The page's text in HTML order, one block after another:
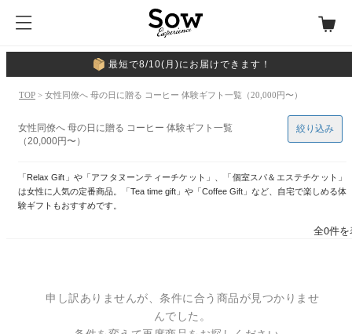
最短で8/10(月)にお届けできます！
TOP > 女性同僚へ 母の日に贈る コーヒー 体験ギフト一覧（20,000円〜）
女性同僚へ 母の日に贈る コーヒー 体験ギフト一覧
（20,000円〜）
「Relax Gift」や「アフタヌーンティーチケット」、「個室スパ＆エステチケット」
は女性に人気の定番商品。「Tea time gift」や「Coffee Gift」など、自宅で楽しめる体
験ギフトもおすすめです。
絞り込み
全0件
申し訳ありませんが、条件に合う商品が見つかりませ
んでした。